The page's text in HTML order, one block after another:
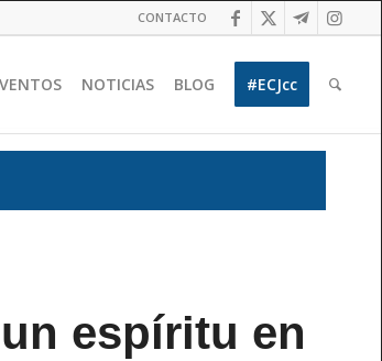
CONTACTO
NOTICIAS BLOG #ECJcc
espíritu en